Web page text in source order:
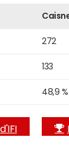
272
133
48,9 %